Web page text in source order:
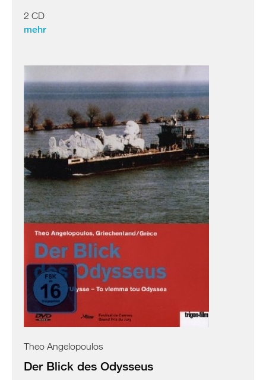
2 CD
mehr
Theo Angelopoulos
Der Blick des Odysseus